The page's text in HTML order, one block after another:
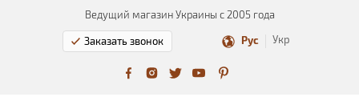
Ведущий магазин Украины с 2005 года
Рус Укр
Заказать звонок